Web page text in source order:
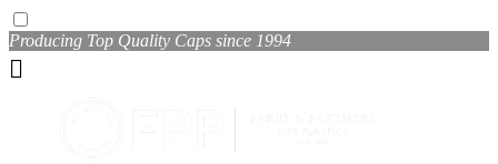
Producing Top Quality Caps since 1994